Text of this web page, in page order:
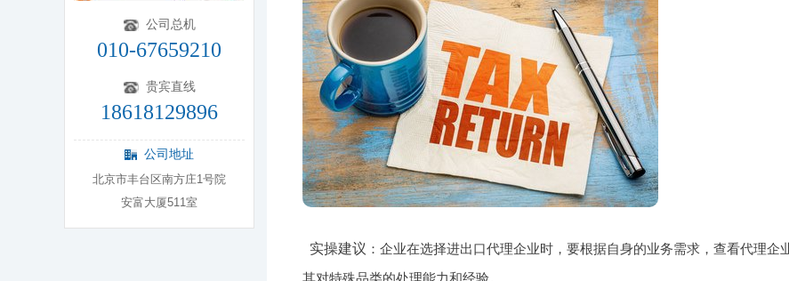
公司总机
010-67659210
贵宾直线
18618129896
公司地址
北京市丰台区南方庄1号院
安富大厦511室
实操建议 ：企业在选择进出口代理企业时，要根据自身的业务需求，查看代理
其对特殊品类的处理能力和经验。